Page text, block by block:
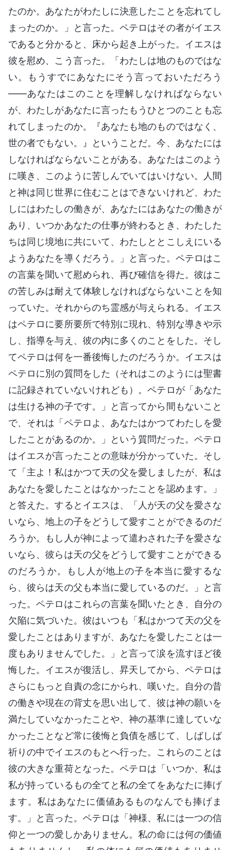
たのか。あなたがわたしに決意したことを忘れてし
まったのか。」と言った。ペテロはその者がイエス
であると分かると、床から起き上がった。イエスは
彼を慰め、こう言った。「わたしは地のものではな
い。もうすでにあなたにそう言っておいただろう
――あなたはこのことを理解しなければならない
が、わたしがあなたに言ったもうひとつのことも忘
れてしまったのか。『あなたも地のものではなく、
世の者でもない。』ということだ。今、あなたには
しなければならないことがある。あなたはこのよう
に嘆き、このように苦しんでいてはいけない。人間
と神は同じ世界に住むことはできないけれど、わた
しにはわたしの働きが、あなたにはあなたの働きが
あり、いつかあなたの仕事が終わるとき、わたした
ちは同じ境地に共にいて、わたしととこしえにいる
ようあなたを導くだろう。」と言った。ペテロはこ
の言葉を聞いて慰められ、再び確信を得た。彼はこ
の苦しみは耐えて体験しなければならないことを知
っていた。それからのち霊感が与えられる。イエス
はペテロに要所要所で特別に現れ、特別な導きや示
し、指導を与え、彼の内に多くのことをした。そし
てペテロは何を一番後悔したのだろうか。イエスは
ペテロに別の質問をした（それはこのようには聖書
に記録されていないけれども）。ペテロが「あなた
は生ける神の子です。」と言ってから間もないこと
で、それは「ペテロよ、あなたはかつてわたしを愛
したことがあるのか。」という質問だった。ペテロ
はイエスが言ったことの意味が分かっていた。そし
て「主よ！私はかつて天の父を愛しましたが、私は
あなたを愛したことはなかったことを認めます。」
と答えた。するとイエスは、「人が天の父を愛さな
いなら、地上の子をどうして愛すことができるのだ
ろうか。もし人が神によって遣わされた子を愛さな
いなら、彼らは天の父をどうして愛すことができる
のだろうか。もし人が地上の子を本当に愛するな
ら、彼らは天の父も本当に愛しているのだ。」と言
った。ペテロはこれらの言葉を聞いたとき、自分の
欠陥に気づいた。彼はいつも「私はかつて天の父を
愛したことはありますが、あなたを愛したことは一
度もありませんでした。」と言って涙を流すほど後
悔した。イエスが復活し、昇天してから、ペテロは
さらにもっと自責の念にかられ、嘆いた。自分の昔
の働きや現在の背丈を思い出して、彼は神の願いを
満たしていなかったことや、神の基準に達していな
かったことなど常に後悔と負債を感じて、しばしば
祈りの中でイエスのもとへ行った。これらのことは
彼の大きな重荷となった。ペテロは「いつか、私は
私が持っているもの全てと私の全てをあなたに捧げ
ます。私はあなたに価値あるものなんでも捧げま
す。」と言った。ペテロは「神様、私には一つの信
仰と一つの愛しかありません。私の命には何の価値